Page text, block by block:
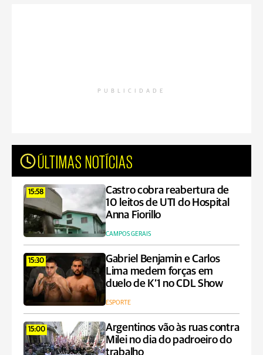
PUBLICIDADE
ÚLTIMAS NOTÍCIAS
15:58
Castro cobra reabertura de
10 leitos de UTI do Hospital
Anna Fiorillo
CAMPOS GERAIS
15:30
Gabriel Benjamin e Carlos
Lima medem forças em
duelo de K’1 no CDL Show
ESPORTE
15:00
Argentinos vão às ruas contra
Milei no dia do padroeiro do
trabalho